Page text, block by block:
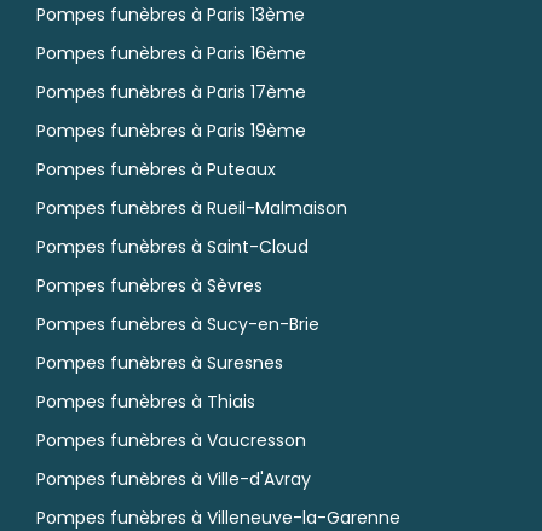
Pompes funèbres à Paris 13ème
Pompes funèbres à Paris 16ème
Pompes funèbres à Paris 17ème
Pompes funèbres à Paris 19ème
Pompes funèbres à Puteaux
Pompes funèbres à Rueil-Malmaison
Pompes funèbres à Saint-Cloud
Pompes funèbres à Sèvres
Pompes funèbres à Sucy-en-Brie
Pompes funèbres à Suresnes
Pompes funèbres à Thiais
Pompes funèbres à Vaucresson
Pompes funèbres à Ville-d'Avray
Pompes funèbres à Villeneuve-la-Garenne